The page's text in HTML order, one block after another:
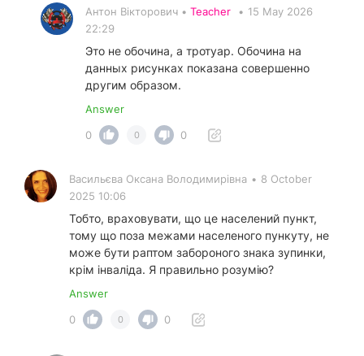
Антон Вікторович • Teacher • 15 May 2026
22:29
Это не обочина, а тротуар. Обочина на
данных рисунках показана совершенно
другим образом.
Answer
0
0 0
Васильєва Оксана Володимирівна • 8 October
2025 10:06
Тобто, враховувати, що це населений пункт,
тому що поза межами населеного пункуту, не
може бути раптом забороного знака зупинки,
крім інваліда. Я правильно розумію?
Answer
0
0 0